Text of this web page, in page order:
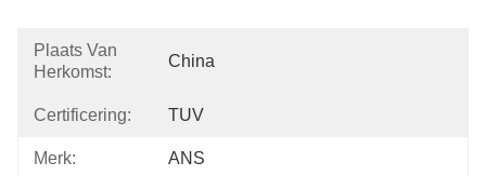
Plaats Van
Herkomst:
China
Certificering: TUV
Merk: ANS